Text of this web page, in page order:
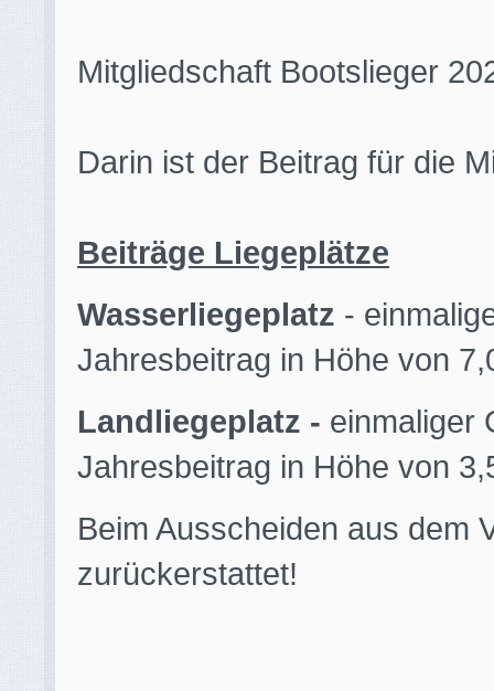
Mitgliedschaft
Darin ist der Beitrag für die
Beiträge Liegeplätze
Wasserliegeplatz -
Jahresbeitrag in Höhe von
Landliegeplatz - einmaliger
Jahresbeitrag in Höhe von
Beim Ausscheiden aus dem
zurückerstattet!